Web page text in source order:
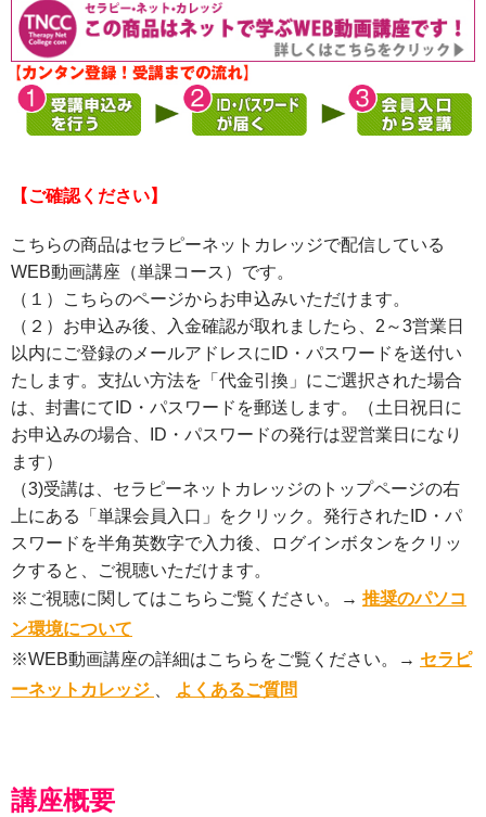
【ご確認ください】
こちらの商品はセラピーネットカレッジで配信している
WEB動画講座（単課コース）です。
（１）こちらのページからお申込みいただけます。
（２）お申込み後、入金確認が取れましたら、2～3営業日
以内にご登録のメールアドレスにID・パスワードを送付い
たします。支払い方法を「代金引換」にご選択された場合
は、封書にてID・パスワードを郵送します。（土日祝日に
お申込みの場合、ID・パスワードの発行は翌営業日になり
ます）
（3)受講は、セラピーネットカレッジのトップページの右
上にある「単課会員入口」をクリック。発行されたID・パ
スワードを半角英数字で入力後、ログインボタンをクリッ
クすると、ご視聴いただけます。
※ご視聴に関してはこちらご覧ください。→ 推奨のパソコ
ン環境について
※WEB動画講座の詳細はこちらをご覧ください。→ セラピ
ーネットカレッジ
よくあるご質問
講座概要